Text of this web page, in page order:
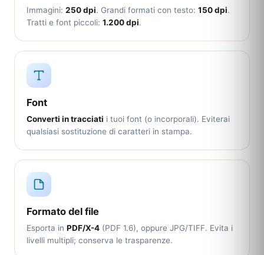
Immagini: 250 dpi. Grandi formati con testo: 150 dpi.
Tratti e font piccoli: 1.200 dpi.
Font
Converti in tracciati i tuoi font (o incorporali). Eviterai
qualsiasi sostituzione di caratteri in stampa.
Formato del file
Esporta in PDF/X-4 (PDF 1.6), oppure JPG/TIFF. Evita i
livelli multipli; conserva le trasparenze.